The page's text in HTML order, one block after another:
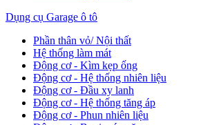
Dụng cụ Garage ô tô
Phần thân vỏ/ Nội thất
Hệ thống làm mát
Động cơ - Kìm kẹp ống
Động cơ - Hệ thống nhiên liệu
Động cơ - Đầu xy lanh
Động cơ - Hệ thống tăng áp
Động cơ - Phun nhiên liệu